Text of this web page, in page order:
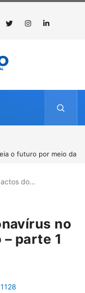
o futuro por meio da
do…
no
parte 1
1128